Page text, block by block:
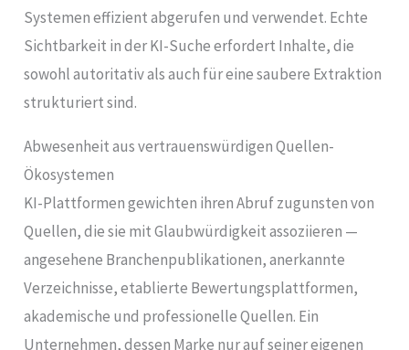
Systemen effizient abgerufen und verwendet. Echte
Sichtbarkeit in der KI-Suche erfordert Inhalte, die
sowohl autoritativ als auch für eine saubere Extraktion
strukturiert sind.
Abwesenheit aus vertrauenswürdigen Quellen-
Ökosystemen
KI-Plattformen gewichten ihren Abruf zugunsten von
Quellen, die sie mit Glaubwürdigkeit assoziieren —
angesehene Branchenpublikationen, anerkannte
Verzeichnisse, etablierte Bewertungsplattformen,
akademische und professionelle Quellen. Ein
Unternehmen, dessen Marke nur auf seiner eigenen